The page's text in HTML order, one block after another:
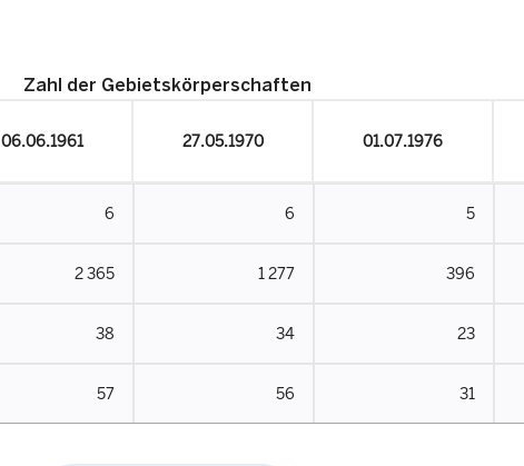
Zahl der Gebietskörperschaften
06.06.1961 27.05.1970 01.07.1976
6 6 5
2 365 1 277 396
38 34 23
57 56 31